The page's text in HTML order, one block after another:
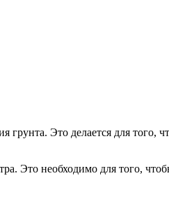
Это делается для того,
Это необходимо для того,